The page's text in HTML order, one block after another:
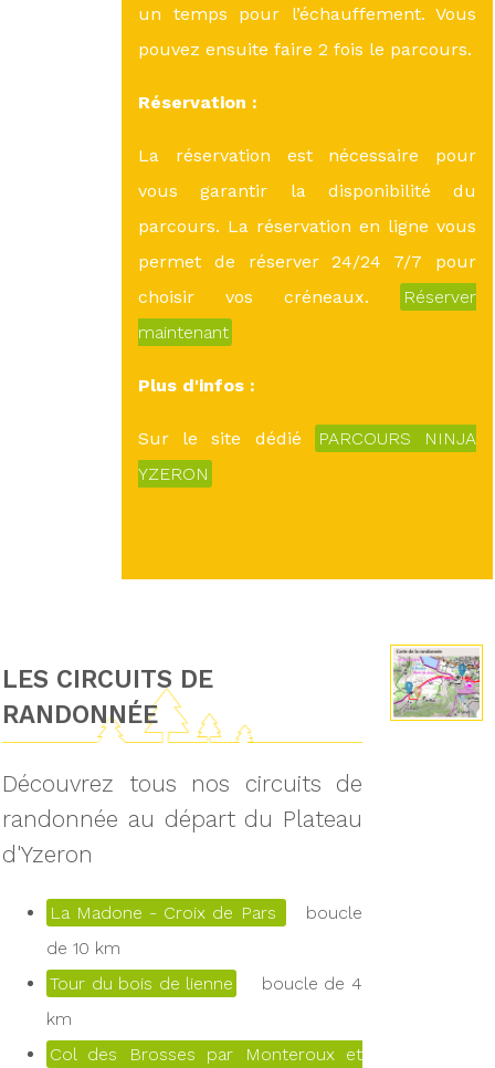
un temps pour l’échauffement. Vous
pouvez ensuite faire 2 fois le parcours.
Réservation :
La réservation est nécessaire pour
vous garantir la disponibilité du
parcours. La réservation en ligne vous
permet de réserver 24/24 7/7 pour
choisir vos créneaux.
Réserver
maintenant
Plus d'infos :
Sur le site dédié
PARCOURS NINJA
YZERON
LES CIRCUITS DE
RANDONNÉE
Découvrez tous nos circuits de
randonnée au départ du Plateau
d'Yzeron
La Madone - Croix de Pars
boucle
de 10 km
Tour du bois de lienne
boucle de 4
km
Col des Brosses par Monteroux et